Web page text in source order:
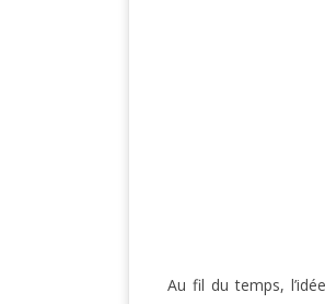
Au fil du temps,